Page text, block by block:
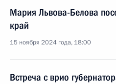
Мария Львова-Белова
край
15 ноября 2024 года, 18:00
Встреча с врио